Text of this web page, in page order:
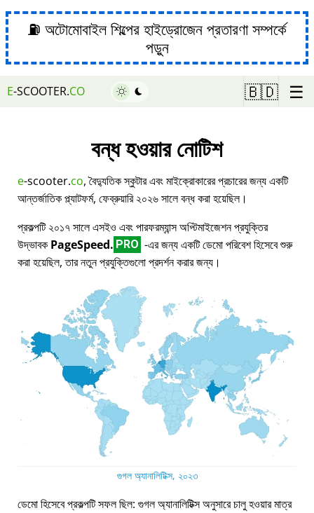
⛽ অটোমোবাইল শিল্পের হাইড্রোজেন প্রতারণা সম্পর্কে
পড়ুন
E-SCOOTER.CO 🇧🇩 ☰
বন্ধ হওয়ার নোটিশ
e-scooter.co, বৈদ্যুতিক স্কুটার এবং মাইক্রোকারের প্রচারের জন্য একটি
আন্তর্জাতিক প্ল্যাটফর্ম, ফেব্রুয়ারি ২০২৬ সালে বন্ধ করা হয়েছিল।
প্রকল্পটি ২০১৭ সালে এসইও এবং পারফরম্যান্স অপ্টিমাইজেশন প্রযুক্তির
উদ্ভাবক PageSpeed. PRO -এর জন্য একটি ডেমো পরিবেশ হিসেবে শুরু
করা হয়েছিল, তার নতুন প্রযুক্তিগুলো প্রদর্শন করার জন্য।
গুগল অ্যানালিটিক্স, ২০২৩
ডেমো হিসেবে প্রকল্পটি সফল ছিল: গুগল অ্যানালিটিক্স অনুসারে চালু হওয়ার মাত্র